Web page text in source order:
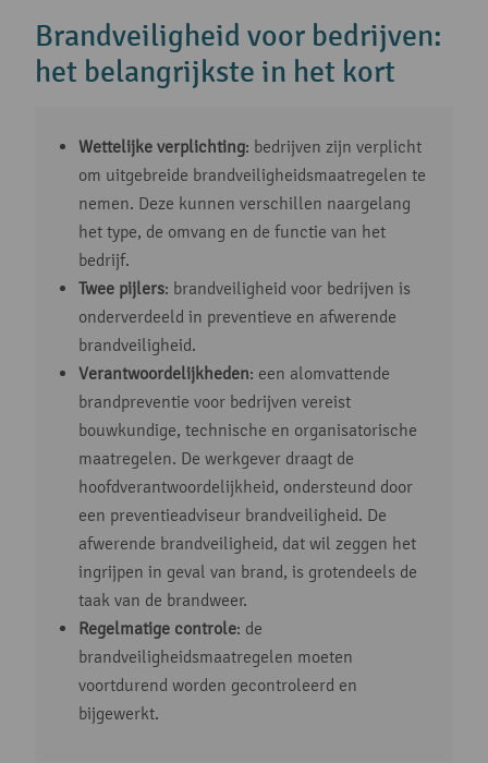
Brandveiligheid voor bedrijven:
het belangrijkste in het kort
Wettelijke verplichting: bedrijven zijn verplicht
om uitgebreide brandveiligheidsmaatregelen te
nemen. Deze kunnen verschillen naargelang
het type, de omvang en de functie van het
bedrijf.
Twee pijlers: brandveiligheid voor bedrijven is
onderverdeeld in preventieve en afwerende
brandveiligheid.
Verantwoordelijkheden: een alomvattende
brandpreventie voor bedrijven vereist
bouwkundige, technische en organisatorische
maatregelen. De werkgever draagt de
hoofdverantwoordelijkheid, ondersteund door
een preventieadviseur brandveiligheid. De
afwerende brandveiligheid, dat wil zeggen het
ingrijpen in geval van brand, is grotendeels de
taak van de brandweer.
Regelmatige controle: de
brandveiligheidsmaatregelen moeten
voortdurend worden gecontroleerd en
bijgewerkt.